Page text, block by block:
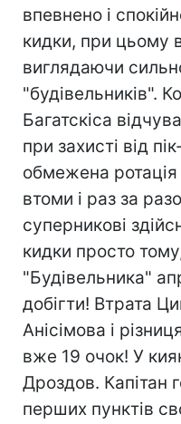
впевнено і
кидки, при цьому
виглядаючи
"будівельників".
Багатскіса
при захисті від
обмежена
втоми і раз за
суперникові
кидки просто
"Будівельника"
добігти! Втрата
Анісімова і
вже 19 очок! У
Дроздов. Капітан
перших пунктів